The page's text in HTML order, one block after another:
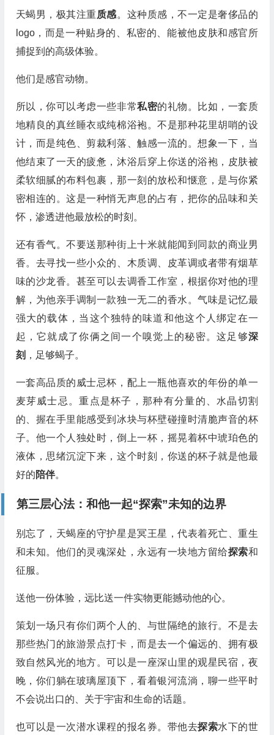
天蝎男，极其注重质感。这种质感，不一定是奢侈品的
logo，而是一种贴身的、私密的、能被他皮肤和感官所
捕捉到的高级体验。
他们是感官动物。
所以，你可以考虑一些非常私密的礼物。比如，一套质
地精良的真丝睡衣或纯棉浴袍。不是那种花里胡哨的设
计，而是纯色、剪裁利落、触感一流的。想象一下，当
他结束了一天的疲惫，沐浴后穿上你送的浴袍，皮肤被
柔软细腻的布料包裹，那一刻的放松和惬意，是与你紧
密相连的。这是一种悄无声息的占有，把你的品味和关
怀，渗透进他最放松的时刻。
还有香气。不要送那种街上十米就能闻到同款的商业男
香。去寻找一些小众的、木质调、皮革调或者带有烟草
味的沙龙香。甚至可以去调香工作室，根据你对他的理
解，为他亲手调制一款独一无二的香水。气味是记忆最
强大的载体，当这个独特的味道和他这个人绑定在一
起，它就成了你俩之间一个嗅觉上的秘密。这足够深
刻 ，足够蝎子。
一套高品质的威士忌杯，配上一瓶他喜欢的年份的单一
麦芽威士忌。重点是杯子，那种有分量的、水晶切割
的、握在手里能感受到冰块与杯壁碰撞时清脆声音的杯
子。他一个人独处时，倒上一杯，摇晃着杯中琥珀色的
液体，思绪沉淀下来，这个时刻，你送的杯子就是他最
好的陪伴。
第三层心法：和他一起“探索”未知的边界
别忘了，天蝎座的守护星是冥王星，代表着死亡、重生
和未知。他们的灵魂深处，永远有一块地方留给探索和
征服。
送他一份体验，远比送一件实物更能撼动他的心。
策划一场只有你们两个人的、与世隔绝的旅行。不是去
那些热门的旅游景点打卡，而是去一个偏远的、拥有极
致自然风光的地方。可以是一座深山里的观星民宿，夜
晚，你们躺在玻璃屋顶下，看着银河流淌，聊一些平时
不会说出口的、关于宇宙和生命的话题。
也可以是一次潜水课程的报名券。带他去探索水下的世